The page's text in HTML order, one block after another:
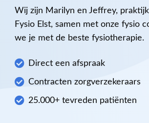
Wij zijn Marilyn en Jeffrey,
Fysio Elst, samen met onze fysio
we je met de beste fysiotherapie.
Direct een afspraak
Contracten zorgverzekeraars
25.000+ tevreden patiënten